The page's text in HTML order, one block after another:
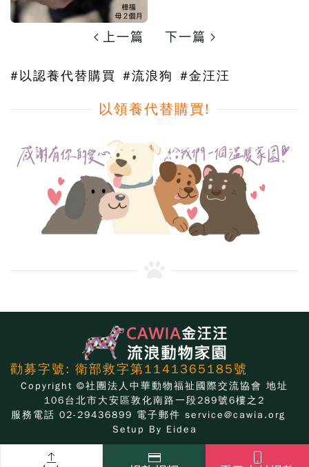
上一篇 下一篇
#以認養代替購買 #流浪狗 #金汪汪
以領養代替購買!
勸募字號: 衛部救字第1141365185號
Copyright ©社團法人中華動物福祉國際交流協會 地址
106台北市大安區敦化南路一段289號6樓之2
服務電話 02-29436899 電子郵件 service@cawia.org
Setup By Eidea